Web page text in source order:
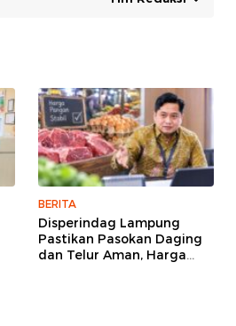
BERITA
Disperindag Lampung
Pastikan Pasokan Daging
dan Telur Aman, Harga